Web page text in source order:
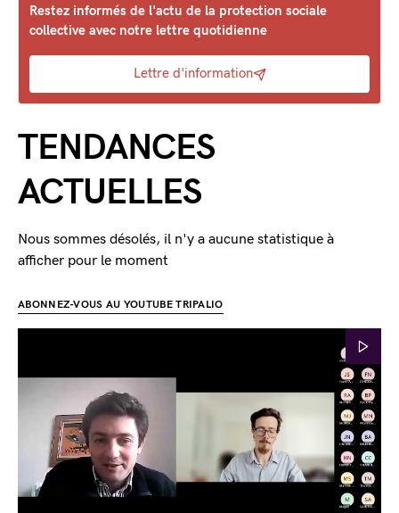
Restez informés de l'actu de la protection sociale
collective avec notre lettre quotidienne
Lettre d'information
TENDANCES
ACTUELLES
Nous sommes désolés, il n'y a aucune statistique à
afficher pour le moment
ABONNEZ-VOUS AU YOUTUBE TRIPALIO